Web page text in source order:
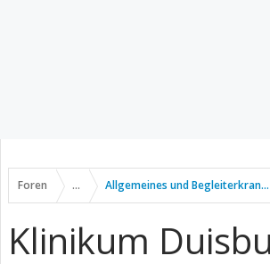
Foren ... Allgemeines und
Klinikum